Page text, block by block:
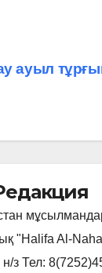
ауыл
"Halifa Al-
з Тел: